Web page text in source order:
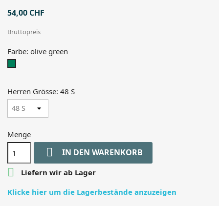
54,00 CHF
Bruttopreis
Farbe: olive green
Herren Grösse: 48 S
Menge
 IN DEN WARENKORB

Liefern wir ab Lager
Klicke hier um die Lagerbestände anzuzeigen